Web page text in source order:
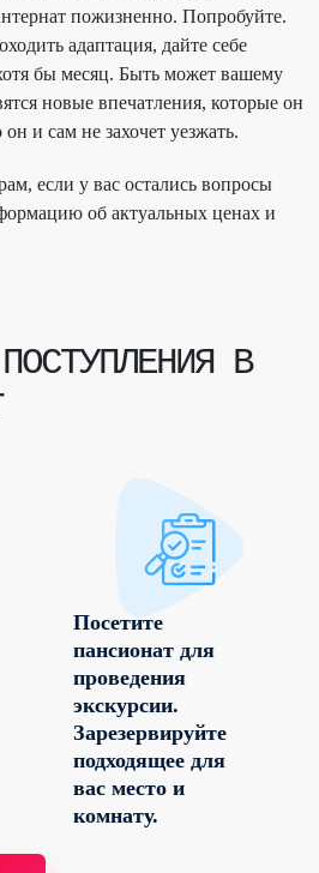
пожизненно. Попробуйте.
адаптация, дайте себе
бы месяц. Быть может вашему
новые впечатления, которые он
и сам не захочет уезжать.
если у вас остались вопросы
об актуальных ценах и
В
Посетите
пансионат для
проведения
экскурсии.
Зарезервируйте
подходящее для
вас место и
комнату.